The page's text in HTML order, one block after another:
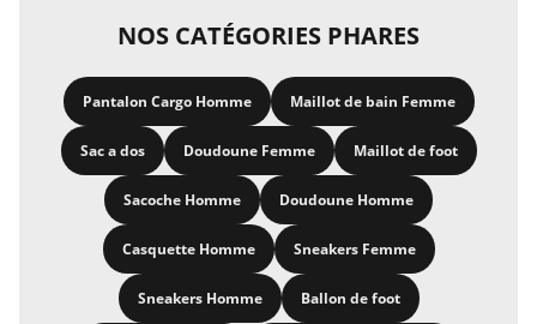
NOS CATÉGORIES PHARES
Pantalon Cargo Homme Maillot de bain Femme
Sac a dos Doudoune Femme Maillot de foot
Sacoche Homme Doudoune Homme
Casquette Homme Sneakers Femme
Sneakers Homme Ballon de foot